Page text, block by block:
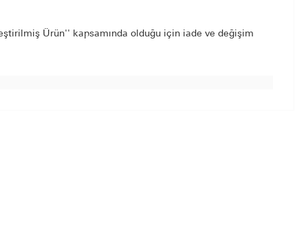
Ürün'' kapsamında olduğu için iade ve değişim